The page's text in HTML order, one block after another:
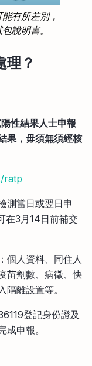
有所差別，
說明書。
理？
性結果人士申報
果，毋須無須經核
ratp
測當日或翌日申
在3月14日前補交
個人資料、同住人
苗劑數、病徵、快
離設置等。
登記身份證及
申報。